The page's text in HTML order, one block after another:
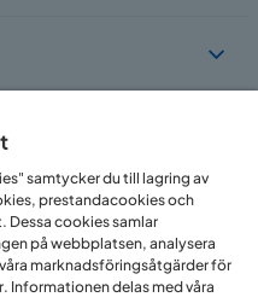
länder
samtycker du till lagring av
prestandacookies och
Dessa cookies samlar
på webbplatsen, analysera
marknadsföringsåtgärder för
Informationen delas med våra